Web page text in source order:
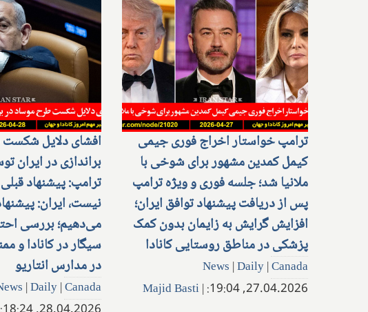
افشای دلایل
براندازی در ایران
ترامپ: پیشنهاد
نیست، ایران:
می‌دهیم؛ بررسی
سیگار در کانادا و
در مدارس انتاریو
|Daily|Canada
ترامپ خواستار اخراج فوری جیمی
کیمل کمدین مشهور برای شوخی با
ملانیا شد؛ جلسه فوری و ویژه ترامپ
پس از دریافت پیشنهاد توافق ایران؛
افزایش گرایش به زایمان بدون کمک
پزشکی در مناطق روستایی کانادا
News |Daily|Canada
27.04.2026, 19:04:
|
Majid Basti